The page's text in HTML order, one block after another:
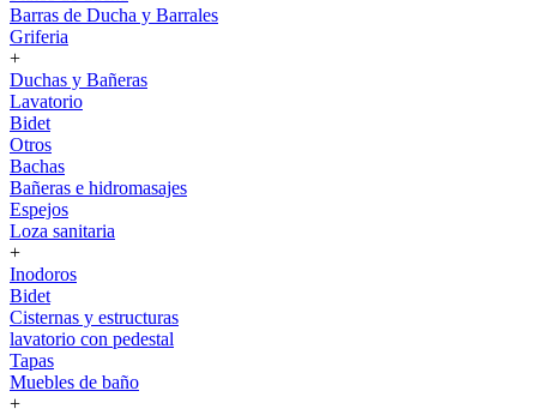
Barras de Ducha y Barrales
Griferia
+
Duchas y Bañeras
Lavatorio
Bidet
Otros
Bachas
Bañeras e hidromasajes
Espejos
Loza sanitaria
+
Inodoros
Bidet
Cisternas y estructuras
lavatorio con pedestal
Tapas
Muebles de baño
+